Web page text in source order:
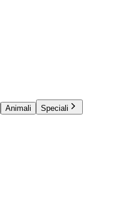
Animali
Speciali